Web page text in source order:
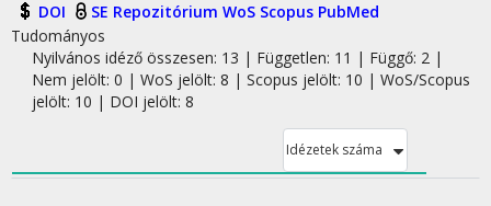
DOI
SE Repozitórium WoS Scopus PubMed
Tudományos
Nyilvános idéző összesen: 13 | Független: 11 | Függő: 2 |
Nem jelölt: 0 | WoS jelölt: 8 | Scopus jelölt: 10 | WoS/Scopus
jelölt: 10 | DOI jelölt: 8
Idézetek száma